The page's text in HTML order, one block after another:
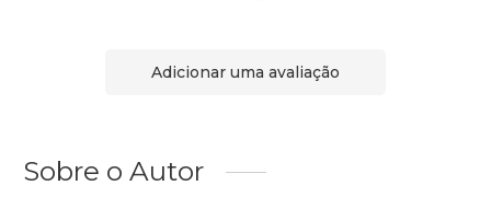
Adicionar uma avaliação
Sobre o Autor